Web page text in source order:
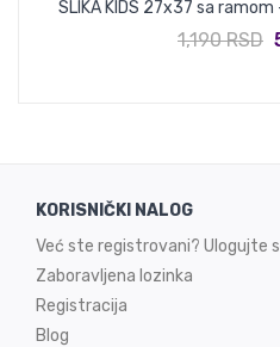
SLIKA KIDS 27x37 sa
1,190 RSD
KORISNIČKI NALOG
Već ste registrovani? Ulogujte
Zaboravljena lozinka
Registracija
Blog